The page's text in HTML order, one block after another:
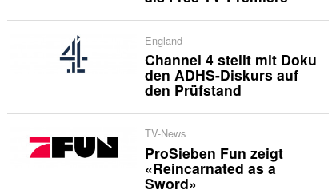
England
Channel 4 stellt mit Doku
den ADHS-Diskurs auf
den Prüfstand
TV-News
ProSieben Fun zeigt
«Reincarnated as a
Sword»